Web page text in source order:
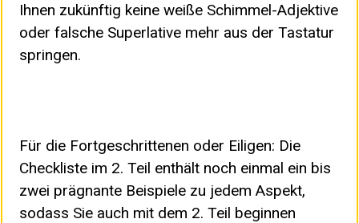
Ihnen zukünftig keine weiße Schimmel-Adjektive
oder falsche Superlative mehr aus der Tastatur
springen.
Für die Fortgeschrittenen oder Eiligen: Die
Checkliste im 2. Teil enthält noch einmal ein bis
zwei prägnante Beispiele zu jedem Aspekt,
sodass Sie auch mit dem 2. Teil beginnen